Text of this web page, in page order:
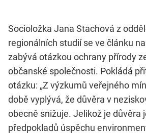
Socioložka Jana Stachová z
regionálních studií se ve článku
zabývá otázkou ochrany přírody
občanské společnosti. Pokládá
otázku: „Z výzkumů veřejného
době vyplývá, že důvěra v
obecně snižuje. Jelikož je důvěra
předpokladů úspěchu